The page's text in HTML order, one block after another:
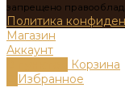
запрещено
Политика
Магазин
Аккаунт
Корзина
Избранное